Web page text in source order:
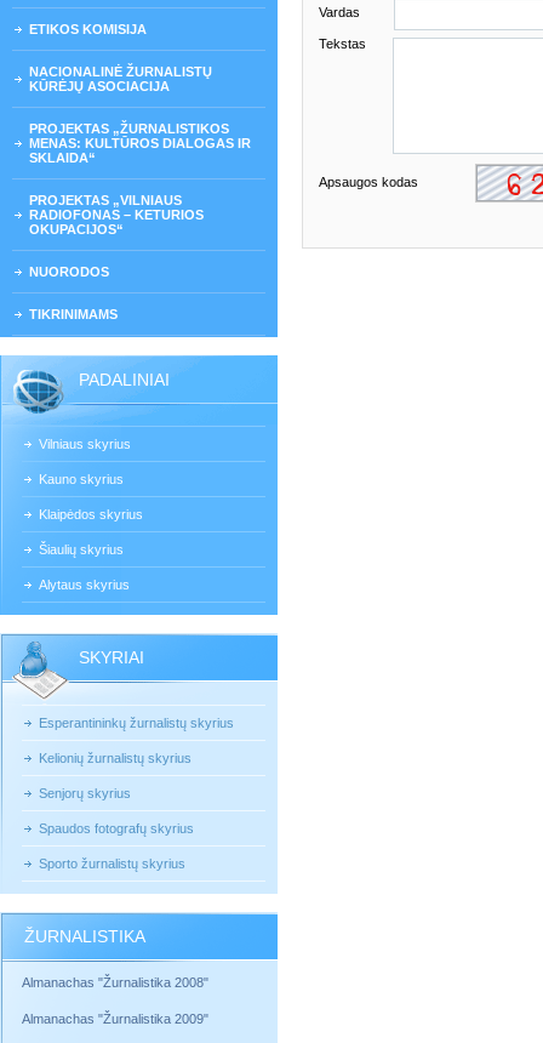
ETIKOS KOMISIJA
NACIONALINĖ ŽURNALISTŲ
KŪRĖJŲ ASOCIACIJA
PROJEKTAS „ŽURNALISTIKOS
MENAS: KULTŪROS DIALOGAS IR
SKLAIDA“
PROJEKTAS „VILNIAUS
RADIOFONAS – KETURIOS
OKUPACIJOS“
NUORODOS
TIKRINIMAMS
PADALINIAI
Vilniaus skyrius
Kauno skyrius
Klaipėdos skyrius
Šiaulių skyrius
Alytaus skyrius
SKYRIAI
Esperantininkų žurnalistų skyrius
Kelionių žurnalistų skyrius
Senjorų skyrius
Spaudos fotografų skyrius
Sporto žurnalistų skyrius
ŽURNALISTIKA
Almanachas "Žurnalistika 2008"
Almanachas "Žurnalistika 2009"
Vardas
Tekstas
Apsaugos kodas